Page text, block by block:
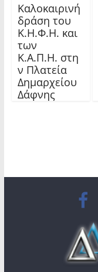
Καλοκαιρινή
δράση του
Κ.Η.Φ.Η. και
των
Κ.Α.Π.Η. στη
ν Πλατεία
Δημαρχείου
Δάφνης